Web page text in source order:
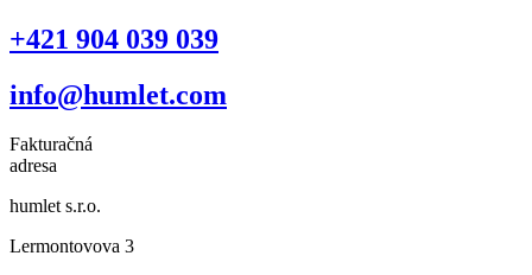
+421 904 039 039
info@humlet.com
Fakturačná
adresa
humlet s.r.o.
Lermontovova 3